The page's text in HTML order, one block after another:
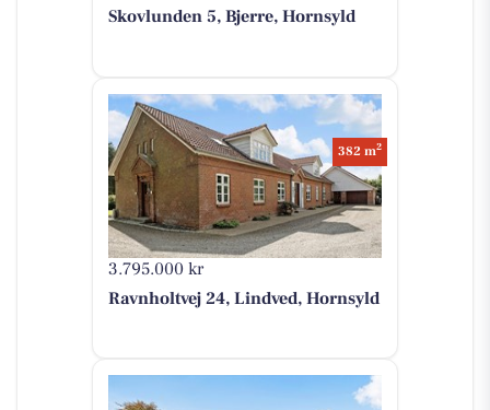
Skovlunden 5, Bjerre, Hornsyld
3.795.000 kr
382 m2
Ravnholtvej 24, Lindved, Hornsyld